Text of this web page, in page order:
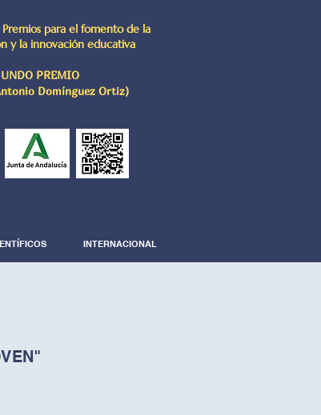
para el fomento de la
y la innovación educativa
PREMIO
Domínguez Ortiz)
INTERNACIONAL